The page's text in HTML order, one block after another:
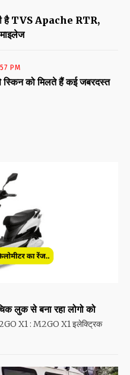
है TVS Apache RTR,
PM
स्किन को मिलते हैं कई जबरदस्त
लुक से बना रहा लोगो को
X1 : M2GO X1 इलेक्ट्रिक